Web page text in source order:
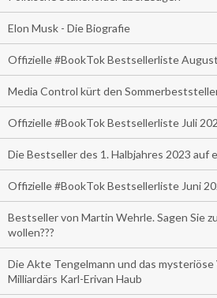
Elon Musk - Die Biografie
Offizielle #BookTok Bestsellerliste
Media Control kürt den
Offizielle #BookTok Bestsellerliste Juli
Die Bestseller des 1. Halbjahres 2023 auf
Offizielle #BookTok Bestsellerliste Juni
Bestseller von Martin Wehrle. Sagen Sie
wollen???
Die Akte Tengelmann und das
Milliardärs Karl-Erivan Haub